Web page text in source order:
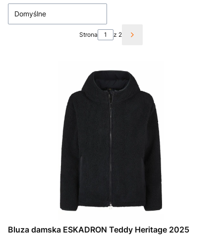
Domyślne
Strona z 2 Następne produkty
Bluza damska ESKADRON Teddy Heritage 2025